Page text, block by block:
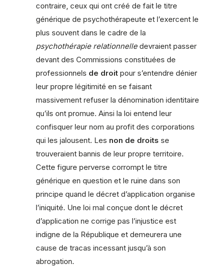
contraire, ceux qui ont créé de fait le titre
générique de psychothérapeute et l’exercent le
plus souvent dans le cadre de la
psychothérapie relationnelledevraient passer
devant des Commissions constituées de
professionnels de droit pour s’entendre dénier
leur propre légitimité en se faisant
massivement refuser la dénomination identitaire
qu’ils ont promue. Ainsi la loi entend leur
confisquer leur nom au profit des corporations
qui les jalousent. Les non de droits se
trouveraient bannis de leur propre territoire.
Cette figure perverse corrompt le titre
générique en question et le ruine dans son
principe quand le décret d’application organise
l’iniquité. Une loi mal conçue dont le décret
d’application ne corrige pas l’injustice est
indigne de la République et demeurera une
cause de tracas incessant jusqu’à son
abrogation.